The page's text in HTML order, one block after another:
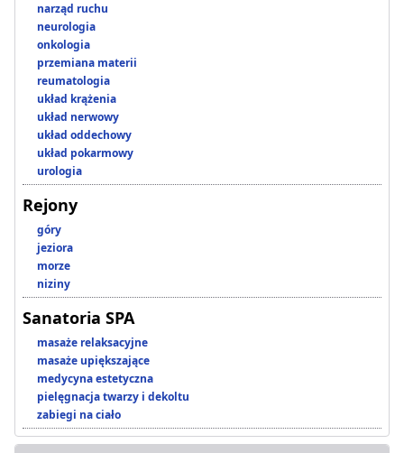
narząd ruchu
neurologia
onkologia
przemiana materii
reumatologia
układ krążenia
układ nerwowy
układ oddechowy
układ pokarmowy
urologia
Rejony
góry
jeziora
morze
niziny
Sanatoria SPA
masaże relaksacyjne
masaże upiększające
medycyna estetyczna
pielęgnacja twarzy i dekoltu
zabiegi na ciało